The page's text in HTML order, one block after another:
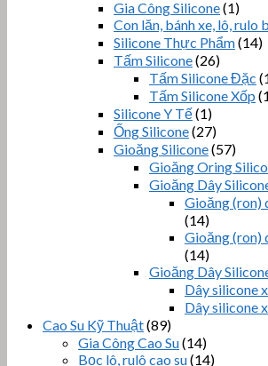
Gia Công Silicone(1)
Con lăn, bánh xe, lô, rulo
Silicone Thực Phẩm(14)
Tấm Silicone(26)
Tấm Silicone Đặc
Tấm Silicone Xốp
Silicone Y Tế(1)
Ống Silicone(27)
Gioăng Silicone(57)
Gioăng Oring
Gioăng Dây
Gioăng (ron)
(14)
Gioăng (ron)
(14)
Gioăng Dây
Dây silicone
Dây silicone
Cao Su Kỹ Thuật(89)
Gia Công Cao Su(14)
Bọc lô, rulô cao su(14)